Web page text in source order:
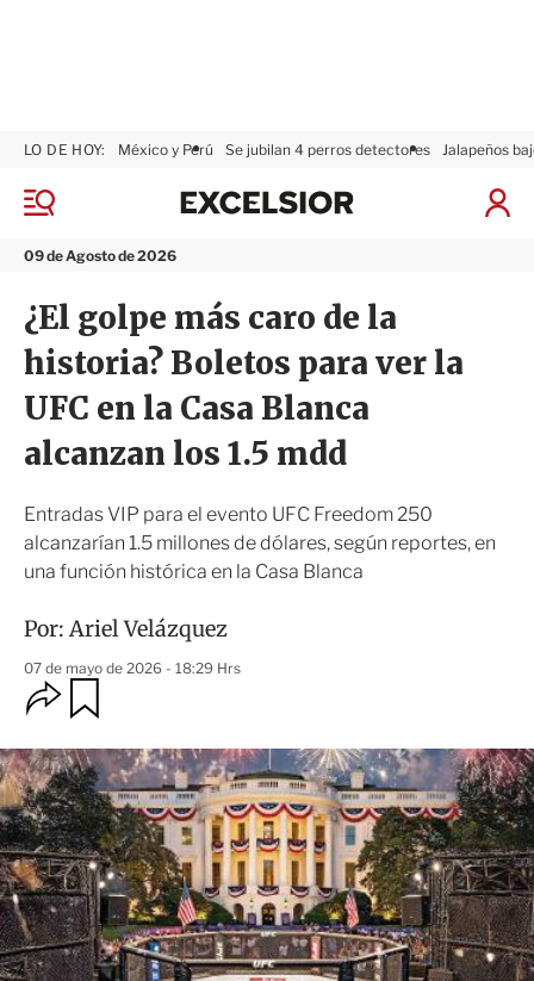
M
n
09 de Agosto de 2026
LO DE HOY: México y Perú Se jubilan 4 perros detectores Jalapeños
I
x
i
r
¿El golpe más caro de la
historia? Boletos para ver la
UFC en la Casa Blanca
alcanzan los 1.5 mdd
Entradas VIP para el evento UFC Freedom 250
alcanzarían 1.5 millones de dólares, según reportes, en
una función histórica en la Casa Blanca
Por:Ariel Velázquez
07 de mayo de 2026 - 18:29 Hrs
O
p
i
o
n
e
s
d
e
c
o
m
r
d
a
r